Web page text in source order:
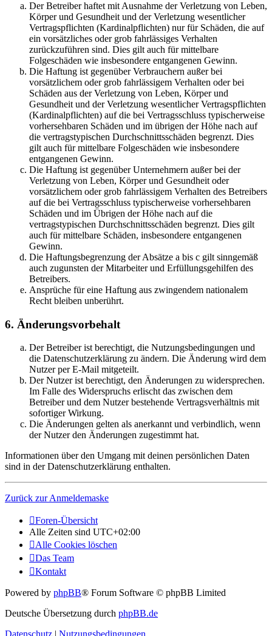
Der Betreiber haftet mit Ausnahme der Verletzung von Leben,
Körper und Gesundheit und der Verletzung wesentlicher
Vertragspflichten (Kardinalpflichten) nur für Schäden, die auf
ein vorsätzliches oder grob fahrlässiges Verhalten
zurückzuführen sind. Dies gilt auch für mittelbare
Folgeschäden wie insbesondere entgangenen Gewinn.
Die Haftung ist gegenüber Verbrauchern außer bei
vorsätzlichem oder grob fahrlässigem Verhalten oder bei
Schäden aus der Verletzung von Leben, Körper und
Gesundheit und der Verletzung wesentlicher Vertragspflichten
(Kardinalpflichten) auf die bei Vertragsschluss typischerweise
vorhersehbaren Schäden und im übrigen der Höhe nach auf
die vertragstypischen Durchschnittsschäden begrenzt. Dies
gilt auch für mittelbare Folgeschäden wie insbesondere
entgangenen Gewinn.
Die Haftung ist gegenüber Unternehmern außer bei der
Verletzung von Leben, Körper und Gesundheit oder
vorsätzlichem oder grob fahrlässigem Verhalten des Betreibers
auf die bei Vertragsschluss typischerweise vorhersehbaren
Schäden und im Übrigen der Höhe nach auf die
vertragstypischen Durchschnittsschäden begrenzt. Dies gilt
auch für mittelbare Schäden, insbesondere entgangenen
Gewinn.
Die Haftungsbegrenzung der Absätze a bis c gilt sinngemäß
auch zugunsten der Mitarbeiter und Erfüllungsgehilfen des
Betreibers.
Ansprüche für eine Haftung aus zwingendem nationalem
Recht bleiben unberührt.
6. Änderungsvorbehalt
Der Betreiber ist berechtigt, die Nutzungsbedingungen und
die Datenschutzerklärung zu ändern. Die Änderung wird dem
Nutzer per E-Mail mitgeteilt.
Der Nutzer ist berechtigt, den Änderungen zu widersprechen.
Im Falle des Widerspruchs erlischt das zwischen dem
Betreiber und dem Nutzer bestehende Vertragsverhältnis mit
sofortiger Wirkung.
Die Änderungen gelten als anerkannt und verbindlich, wenn
der Nutzer den Änderungen zugestimmt hat.
Informationen über den Umgang mit deinen persönlichen Daten
sind in der Datenschutzerklärung enthalten.
Zurück zur Anmeldemaske
Foren-Übersicht
Alle Zeiten sind UTC+02:00
Alle Cookies löschen
Das Team
Kontakt
Powered by phpBB® Forum Software © phpBB Limited
Deutsche Übersetzung durch phpBB.de